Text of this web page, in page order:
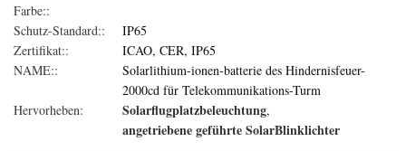
Farbe::
Schutz-Standard::
IP65
Zertifikat::
ICAO, CER, IP65
NAME::
Solarlithium-ionen-batterie des Hindernisfeuer-
2000cd für Telekommunikations-Turm
Hervorheben:
Solarflugplatzbeleuchtung,
angetriebene geführte SolarBlinklichter